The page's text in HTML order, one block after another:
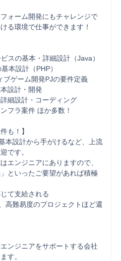
ォーム開発にもチャレンジで
る環境で仕事ができます！
スの基本・詳細設計（Java）
本設計（PHP）
ゲーム開発PJの要件定義
設計・開発
細設計・コーディング
フラ案件 ほか多数！
も！】
本設計から手がけるなど、上流
です。
エンジニアにありますので、
といったご要望があれば積極
て支給される
高難易度のプロジェクトほど還
ンジニアをサポートする会社
す。